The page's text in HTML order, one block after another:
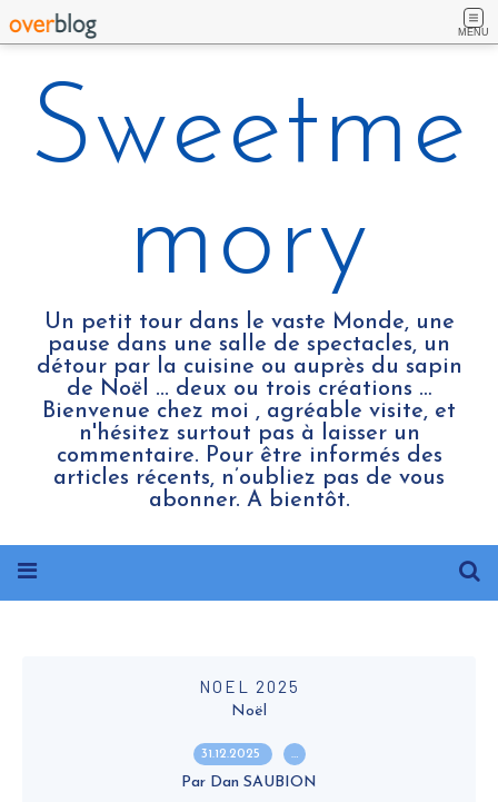
MENU
Sweetme
mory
Un petit tour dans le vaste Monde, une
pause dans une salle de spectacles, un
détour par la cuisine ou auprès du sapin
de Noël ... deux ou trois créations …
Bienvenue chez moi , agréable visite, et
n'hésitez surtout pas à laisser un
commentaire. Pour être informés des
articles récents, n’oubliez pas de vous
abonner. A bientôt.
NOEL 2025
Noël
31.12.2025 …
Par Dan SAUBION